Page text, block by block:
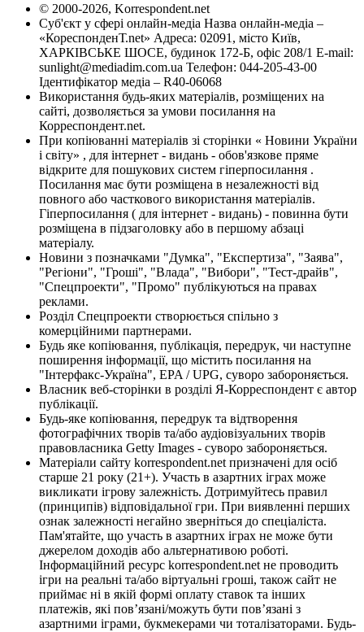
© 2000-2026, Korrespondent.net
Суб'єкт у сфері онлайн-медіа Назва онлайн-медіа –
«КореспонденТ.net» Адреса: 02091, місто Київ,
ХАРКІВСЬКЕ ШОСЕ, будинок 172-Б, офіс 208/1 E-mail:
sunlight@mediadim.com.ua Телефон: 044-205-43-00
Ідентифікатор медіа – R40-06068
Використання будь-яких матеріалів, розміщених на
сайті, дозволяється за умови посилання на
Корреспондент.net.
При копіюванні матеріалів зі сторінки « Новини України
і світу» , для інтернет - видань - обов'язкове пряме
відкрите для пошукових систем гіперпосилання .
Посилання має бути розміщена в незалежності від
повного або часткового використання матеріалів.
Гіперпосилання ( для інтернет - видань) - повинна бути
розміщена в підзаголовку або в першому абзаці
матеріалу.
Новини з позначками "Думка", "Експертиза", "Заява",
"Регіони", "Гроші", "Влада", "Вибори", "Тест-драйв",
"Спецпроекти", "Промо" публікуються на правах
реклами.
Розділ Спецпроекти створюється спільно з
комерційними партнерами.
Будь яке копіювання, публікація, передрук, чи наступне
поширення інформації, що містить посилання на
"Інтерфакс-Україна", EPA / UPG, суворо забороняється.
Власник веб-сторінки в розділі Я-Корреспондент є автор
публікації.
Будь-яке копіювання, передрук та відтворення
фотографічних творів та/або аудіовізуальних творів
правовласника Getty Images - суворо забороняється.
Матеріали сайту korrespondent.net призначені для осіб
старше 21 року (21+). Участь в азартних іграх може
викликати ігрову залежність. Дотримуйтесь правил
(принципів) відповідальної гри. При виявленні перших
ознак залежності негайно зверніться до спеціаліста.
Пам'ятайте, що участь в азартних іграх не може бути
джерелом доходів або альтернативою роботі.
Інформаційний ресурс korrespondent.net не проводить
ігри на реальні та/або віртуальні гроші, також сайт не
приймає ні в якій формі оплату ставок та інших
платежів, які пов’язані/можуть бути пов’язані з
азартними іграми, букмекерами чи тоталізаторами. Будь-